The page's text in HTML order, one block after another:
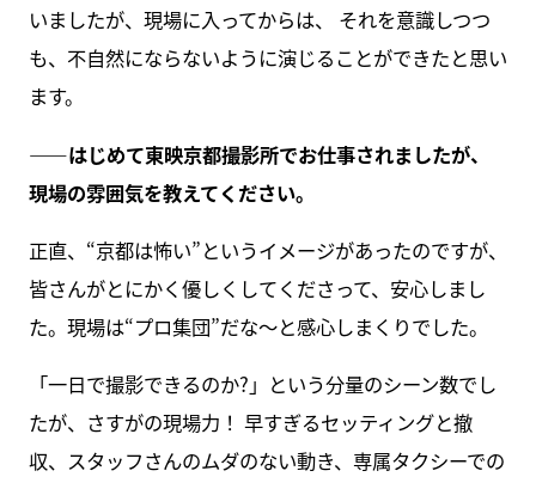
いましたが、現場に入ってからは、 それを意識しつつ
も、不自然にならないように演じることができたと思い
ます。
――はじめて東映京都撮影所でお仕事されましたが、
現場の雰囲気を教えてください。
正直、“京都は怖い”というイメージがあったのですが、
皆さんがとにかく優しくしてくださって、安心しまし
た。現場は“プロ集団”だな〜と感心しまくりでした。
「一日で撮影できるのか?」という分量のシーン数でし
たが、さすがの現場力！ 早すぎるセッティングと撤
収、スタッフさんのムダのない動き、専属タクシーでの